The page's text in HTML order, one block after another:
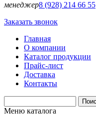
менеджер8 (928) 214 66 55
Заказать звонок
Главная
О компании
Каталог продукции
Прайс-лист
Доставка
Контакты
Форма поиска
Меню каталога